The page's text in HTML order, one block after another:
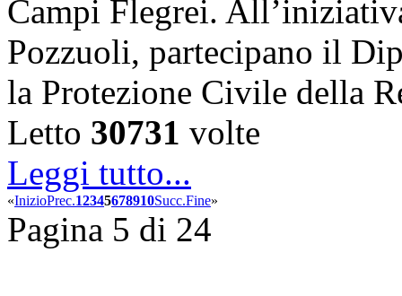
Campi Flegrei.
Pozzuoli, partecipano il
la Protezione Civile della
Letto 30731 volte
Leggi tutto...
«InizioPrec.12345678910Succ.Fine»
Pagina 5 di 24